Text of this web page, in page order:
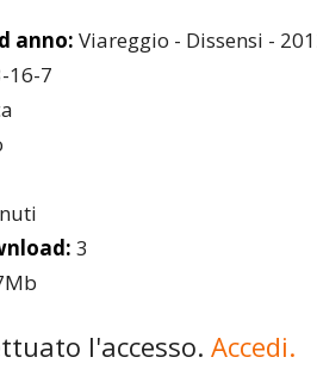
anno: Viareggio - Dissensi -
16-7
3
l'accesso. Accedi.